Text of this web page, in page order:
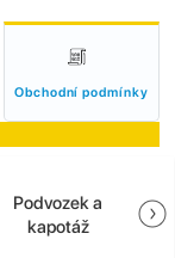
Obchodní podmínky
Podvozek a
kapotáž